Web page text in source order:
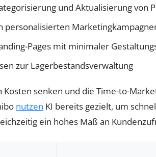
und Aktualisierung von
personalisierten
Pages mit minimaler
zur Lagerbestandsverwaltung
Kosten senken und die Time-to-
nutzen KI bereits gezielt, um
ein hohes Maß an